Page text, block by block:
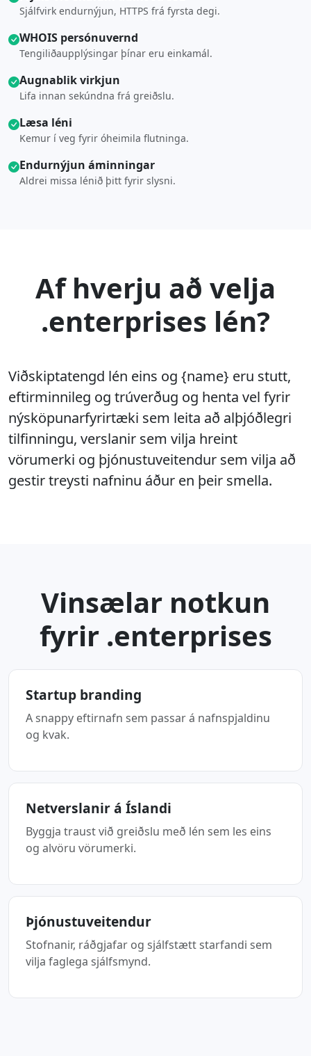
Sjálfvirk endurnýjun, HTTPS frá fyrsta degi.
WHOIS persónuvernd
Tengiliðaupplýsingar þínar eru einkamál.
Augnablik virkjun
Lifa innan sekúndna frá greiðslu.
Læsa léni
Kemur í veg fyrir óheimila flutninga.
Endurnýjun áminningar
Aldrei missa lénið þitt fyrir slysni.
Af hverju að velja
.enterprises lén?
Viðskiptatengd lén eins og {name} eru stutt,
eftirminnileg og trúverðug og henta vel fyrir
nýsköpunarfyrirtæki sem leita að alþjóðlegri
tilfinningu, verslanir sem vilja hreint
vörumerki og þjónustuveitendur sem vilja að
gestir treysti nafninu áður en þeir smella.
Vinsælar notkun
fyrir .enterprises
Startup branding
A snappy eftirnafn sem passar á nafnspjaldinu
og kvak.
Netverslanir á Íslandi
Byggja traust við greiðslu með lén sem les eins
og alvöru vörumerki.
Þjónustuveitendur
Stofnanir, ráðgjafar og sjálfstætt starfandi sem
vilja faglega sjálfsmynd.